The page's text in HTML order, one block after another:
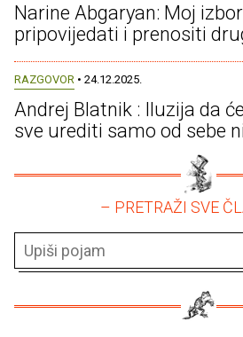
Narine Abgaryan: Moj
pripovijedati i prenositi
RAZGOVOR • 24.12.2025.
Andrej Blatnik : Iluzija da
sve urediti samo od sebe
– PRETRAŽI SVE